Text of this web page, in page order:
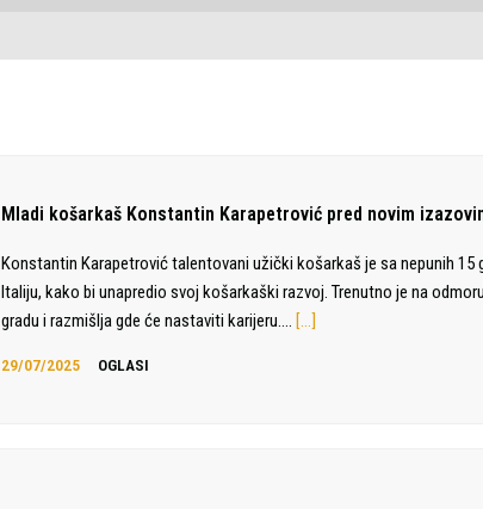
Mladi košarkaš Konstantin Karapetrović pred novim
Konstantin Karapetrović talentovani užički košarkaš je sa nepunih 15
Italiju, kako bi unapredio svoj košarkaški razvoj. Trenutno je na
gradu i razmišlja gde će nastaviti karijeru.… […]
29/07/2025 OGLASI